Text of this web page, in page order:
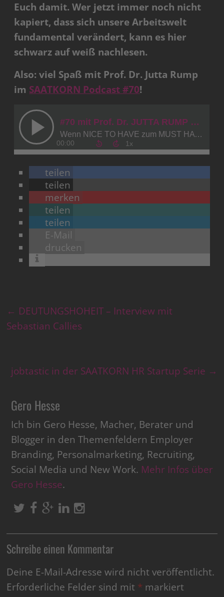
Euch damit. Wer jetzt immer noch nicht
kapiert, dass sich unsere Arbeitswelt
fundamental verändert, kann es hier
schwarz auf weiß nachlesen.
Also: viel Spaß mit Prof. Dr. Jutta Rump
im SAATKORN Podcast #70!
teilen
teilen
merken
teilen
teilen
E-Mail
drucken
← DEUTUNGSHOHEIT – Interview mit
Sebastian Callies
jobtastic in der SAATKORN HR Startup Serie →
Gero Hesse
Ich bin Gero Hesse, Macher, Berater und
Blogger in den Themenfeldern Employer
Branding, Personalmarketing, Recruiting,
Social Media und New Work. Mehr Infos über
Gero Hesse.
Schreibe einen Kommentar
Deine E-Mail-Adresse wird nicht veröffentlicht.
Erforderliche Felder sind mit * markiert